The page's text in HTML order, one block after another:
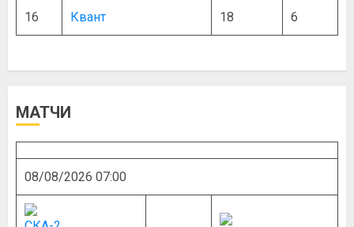
16 Квант 18 6
МАТЧИ
08/08/2026 07:00